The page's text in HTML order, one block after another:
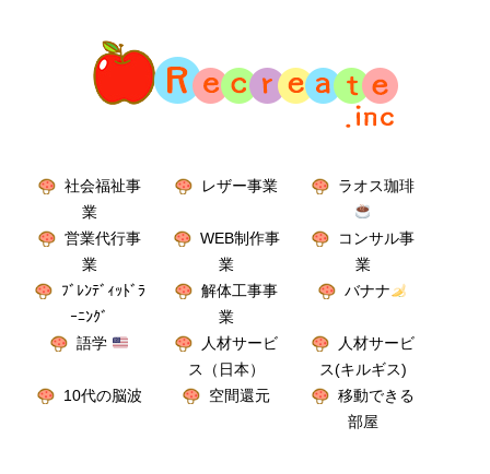
社会福祉事
業
レザー事業 ラオス珈琲
営業代行事
業
WEB制作事
業
コンサル事
業
ﾌﾞﾚﾝﾃﾞｨｯﾄﾞﾗ
ｰﾆﾝｸﾞ
解体工事事
業
バナナ
語学
人材サービ
ス（日本）
人材サービ
ス(キルギス)
10代の脳波
空間還元
移動できる
部屋